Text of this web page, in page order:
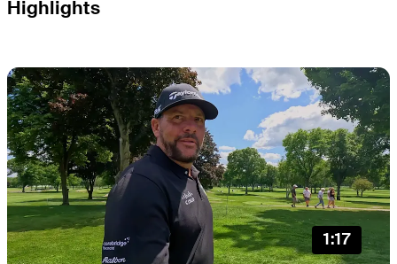
Highlights
1:17